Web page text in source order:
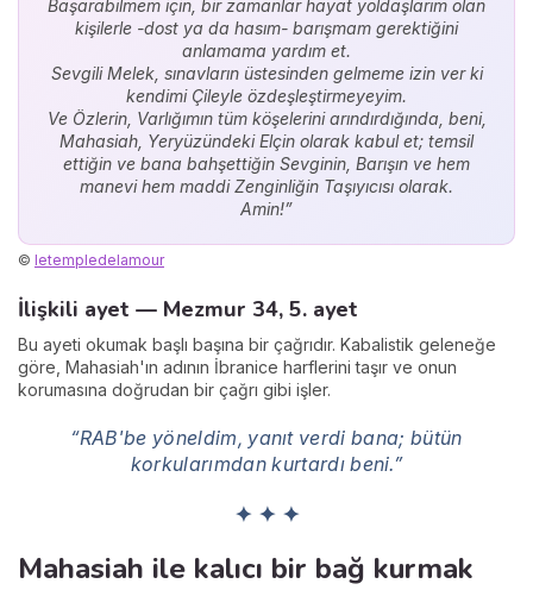
Başarabilmem için, bir zamanlar hayat yoldaşlarım olan
kişilerle -dost ya da hasım- barışmam gerektiğini
anlamama yardım et.
Sevgili Melek, sınavların üstesinden gelmeme izin ver ki
kendimi Çileyle özdeşleştirmeyeyim.
Ve Özlerin, Varlığımın tüm köşelerini arındırdığında, beni,
Mahasiah, Yeryüzündeki Elçin olarak kabul et; temsil
ettiğin ve bana bahşettiğin Sevginin, Barışın ve hem
manevi hem maddi Zenginliğin Taşıyıcısı olarak.
Amin!”
© letempledelamour
İlişkili ayet — Mezmur 34, 5. ayet
Bu ayeti okumak başlı başına bir çağrıdır. Kabalistik geleneğe
göre, Mahasiah'ın adının İbranice harflerini taşır ve onun
korumasına doğrudan bir çağrı gibi işler.
“RAB'be yöneldim, yanıt verdi bana; bütün
korkularımdan kurtardı beni.”
✦ ✦ ✦
Mahasiah ile kalıcı bir bağ kurmak